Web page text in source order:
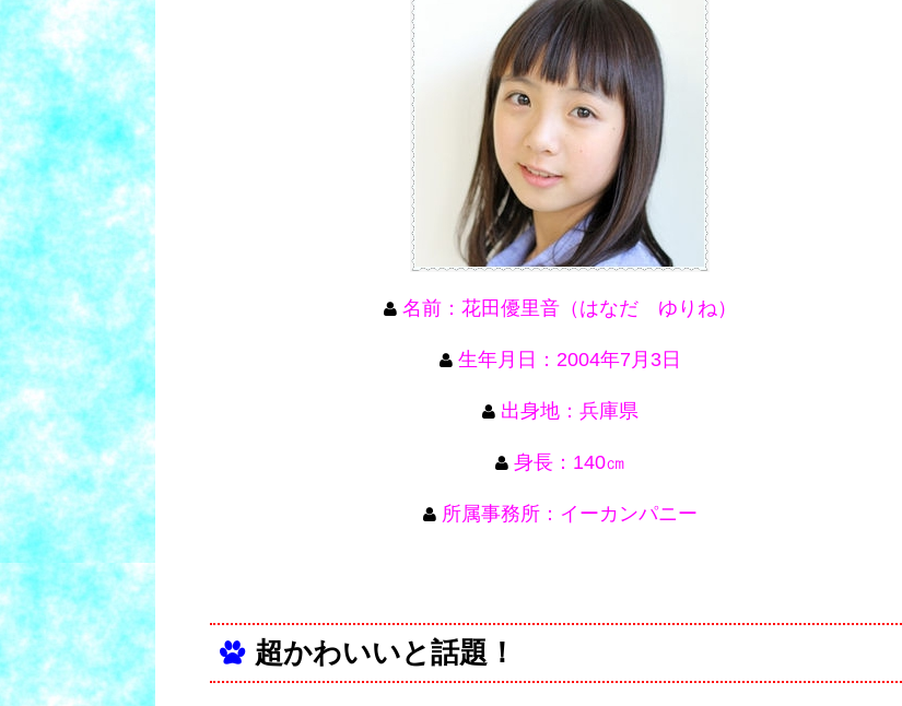
名前：花田優里音（はなだ ゆりね）
生年月日：2004年7月3日
出身地：兵庫県
身長：140㎝
所属事務所：イーカンパニー
超かわいいと話題！